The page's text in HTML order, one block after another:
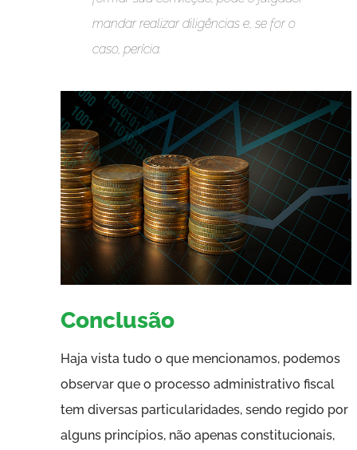
mandar realizar diligências e, se for o
caso, perícia.
Conclusão
Haja vista tudo o que mencionamos, podemos
observar que o processo administrativo fiscal
tem diversas particularidades, sendo regido por
alguns princípios, não apenas constitucionais,